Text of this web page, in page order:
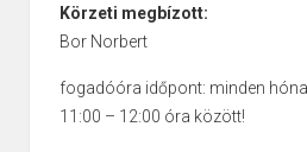
Körzeti megbízott:
Bor Norbert
fogadóóra időpont: minden
11:00 – 12:00 óra között!